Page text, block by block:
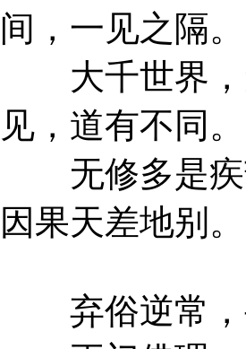
间，一见之隔。
大千世界，
见，道有不同。
无修多是疾
因果天差地别。
弃俗逆常，